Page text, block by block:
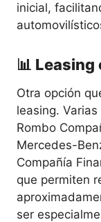
inicial,
📊 Leasing
Otra opción
leasing.
Rombo
Mercedes-
Compañía
que permiten
ser